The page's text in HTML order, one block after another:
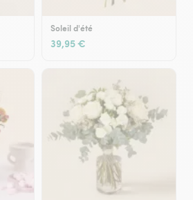
Soleil d'été
39,95 €